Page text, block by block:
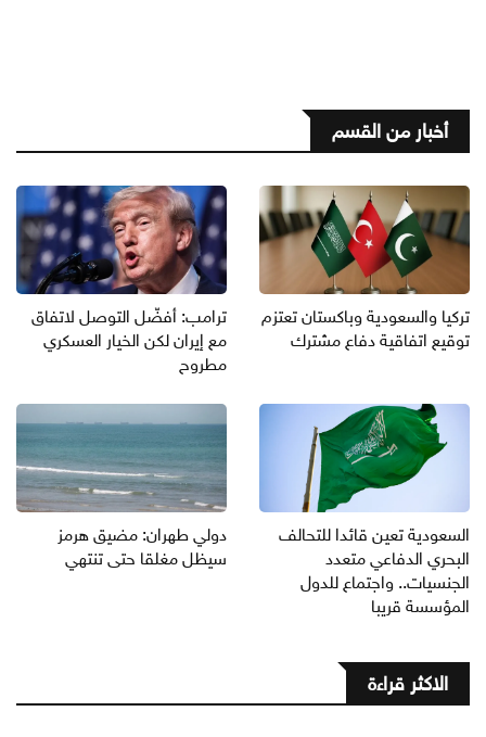
أخبار من القسم
تركيا والسعودية وباكستان تعتزم
توقيع اتفاقية دفاع مشترك
ترامب: أفضّل التوصل لاتفاق
مع إيران لكن الخيار العسكري
مطروح
السعودية تعين قائدا للتحالف
البحري الدفاعي متعدد
الجنسيات.. واجتماع للدول
المؤسسة قريبا
دولي طهران: مضيق هرمز
سيظل مغلقا حتى تنتهي
الاكثر قراءة